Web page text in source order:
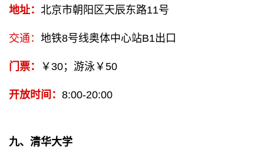
地址： 北京市朝阳区天辰东路11号
交通： 地铁8号线奥体中心站B1出口
门票： ￥30；游泳￥50
开放时间： 8:00-20:00
九、清华大学